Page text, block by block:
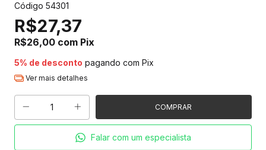
Código 54301
R$27,37
R$26,00 com Pix
5% de desconto pagando com Pix
Ver mais detalhes
Falar com um especialista